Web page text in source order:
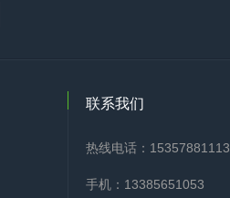
联系我们
热线电话：15357881113
手机：13385651053